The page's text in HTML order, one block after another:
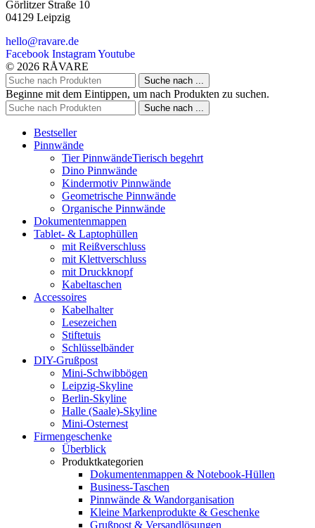
Görlitzer Straße 10
04129 Leipzig
hello@ravare.de
Facebook InstagramYoutube
© 2026 RÅVARE
Suche nach ...
Beginne mit dem Eintippen, um nach Produkten zu suchen.
Suche nach ...
Bestseller
Pinnwände
Tier PinnwändeTierisch begehrt
Dino Pinnwände
Kindermotiv Pinnwände
Geometrische Pinnwände
Organische Pinnwände
Dokumentenmappen
Tablet- & Laptophüllen
mit Reißverschluss
mit Klettverschluss
mit Druckknopf
Kabeltaschen
Accessoires
Kabelhalter
Lesezeichen
Stiftetuis
Schlüsselbänder
DIY-Grußpost
Mini-Schwibbögen
Leipzig-Skyline
Berlin-Skyline
Halle (Saale)-Skyline
Mini-Osternest
Firmengeschenke
Überblick
Produktkategorien
Dokumentenmappen & Notebook-Hüllen
Business-Taschen
Pinnwände & Wandorganisation
Kleine Markenprodukte & Geschenke
Grußpost & Versandlösungen